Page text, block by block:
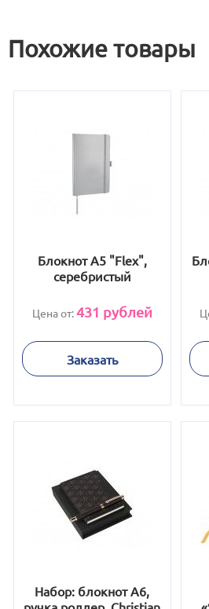
Похожие товары
Блокнот А5 "Flex",
серебристый
Цена от:431 рублей
Заказать
Набор: блокнот A6,